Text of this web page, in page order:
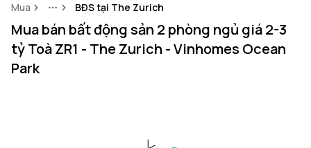
Mua MoreBĐS tại The Zurich
Mua bán bất động sản 2 phòng ngủ giá 2-3
tỷ Toà ZR1 - The Zurich - Vinhomes Ocean
Park